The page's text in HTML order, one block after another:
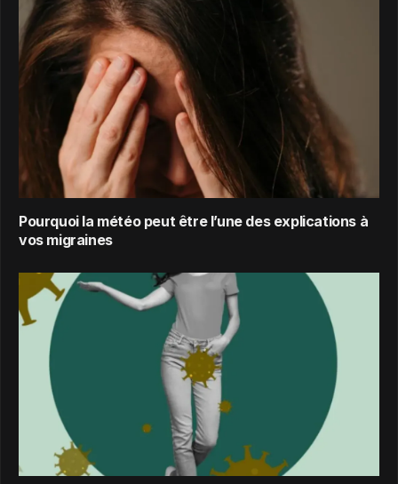
Pourquoi la météo peut être l’une des explications à
vos migraines